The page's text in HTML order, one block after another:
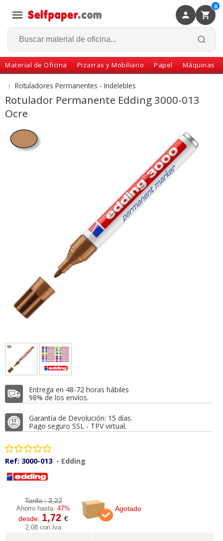
0
Material de Oficina Pizarras y Mobiliario Papel Máquinas
Volver
↑ Rotuladores Permanentes - Indelebles
Rotulador Permanente Edding 3000-013
Ocre
Entrega en 48-72 horas hábiles
98% de los envíos.
Garantía de Devolución: 15 días.
Pago seguro SSL - TPV virtual.
Ref: 3000-013 - Edding
Tarifa :3,22
Ahorro hasta:47%
desde: 1,72€
2,08 con Iva
Agotado